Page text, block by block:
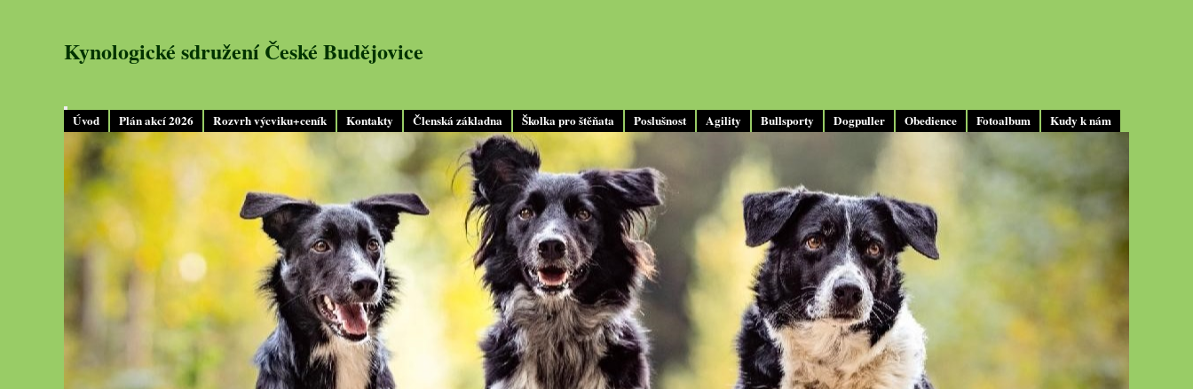
Úvod Plán akcí 2026 Rozvrh výcviku+ceník Kontakty Členská základna Školka pro štěňata Poslušnost Agility Bullsporty Dogpuller Obedience Fotoalbum Kudy k nám
Kynologické sdružení České Budějovice